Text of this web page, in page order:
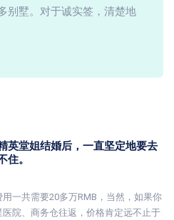
别墅。对于诚实签，清楚地
英堂姐结婚后，一直坚定地要去
。
一共需要20多万RMB，当然，如果你
院、商务仓往返，价格肯定远不止于